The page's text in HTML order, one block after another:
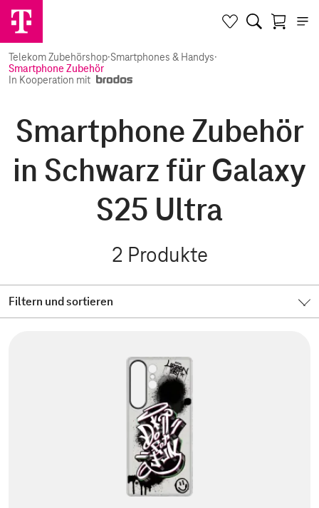
Telekom Zubehörshop·Smartphones & Handys·
Smartphone Zubehör
In Kooperation mit
Smartphone Zubehör
in Schwarz für Galaxy
S25 Ultra
2 Produkte
Filtern und sortieren